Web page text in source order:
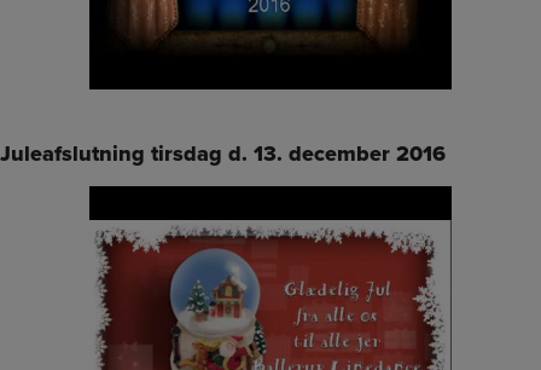
Juleafslutning tirsdag d. 13. december 2016